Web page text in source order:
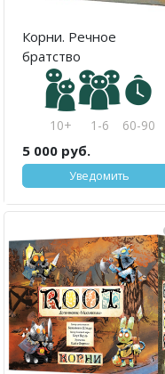
Корни. Речное
братство
10+ 1-6 60-90
5 000 руб.
Уведомить